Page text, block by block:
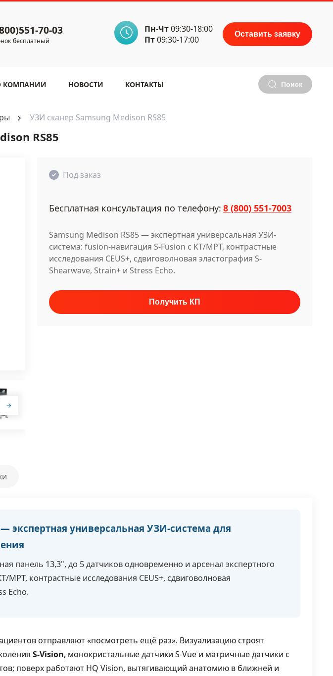
70-03
бесплатный
Пн-Чт09:30-18:00
Пт09:30-17:00
Оставить заявку
КОМПАНИИ НОВОСТИ КОНТАКТЫ Поиск
УЗИ сканер Samsung Medison RS85
RS85
Под заказ
Бесплатная консультация по телефону: 8 (800) 551-7003
Samsung Medison RS85 — экспертная универсальная УЗИ-
система: fusion-навигация S-Fusion с КТ/МРТ, контрастные
исследования CEUS+, сдвиговолновая эластография S-
Shearwave, Strain+ и Stress Echo.
— экспертная универсальная УЗИ-система для
панель 13,3", до 5 датчиков одновременно и арсенал экспертного
МРТ, контрастные исследования CEUS+, сдвиговолновая
Echo.
отправляют «посмотреть ещё раз». Визуализацию строят
S-Vision, монокристальные датчики S-Vue и матричные датчики с
поверх работают HQ Vision, вытягивающий анатомию в ближней и